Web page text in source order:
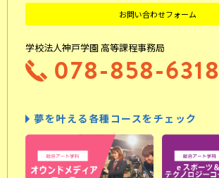
お問い合わせフォーム
学校法人神戸学園 高等課程事務局
078-858-6318
夢を叶える各種コースをチェック